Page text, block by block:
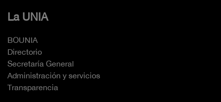
La UNIA
BOUNIA
Directorio
Secretaría General
Administración y servicios
Transparencia